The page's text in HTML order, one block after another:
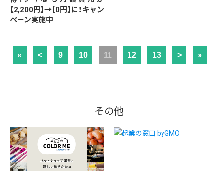
【2,200円】→【0円】に！キャン
ペーン実施中
« < 9 10 11 12 13 > »
その他